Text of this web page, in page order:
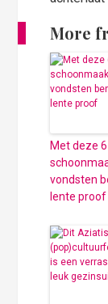
More
Met deze 6
vondsten
lente proof